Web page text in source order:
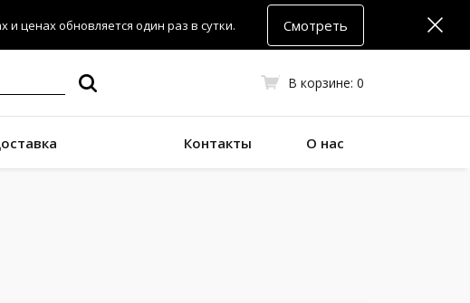
ценах обновляется один раз в сутки. Смотреть
В корзине: 0
Контакты О нас